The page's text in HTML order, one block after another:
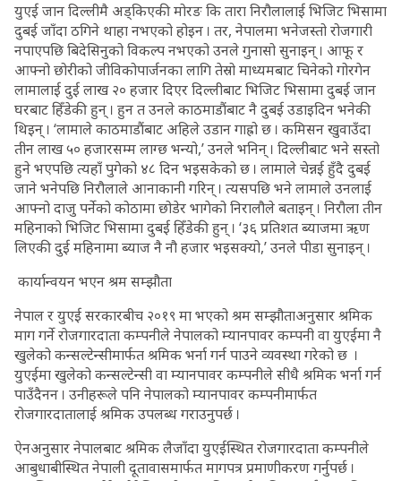
युएई जान दिल्लीमै अड्किएकी मोरङ कि तारा निरौलालाई भिजिट भिसामा
दुबई जाँदा ठगिने थाहा नभएको होइन । तर, नेपालमा भनेजस्तो रोजगारी
नपाएपछि बिदेसिनुको विकल्प नभएको उनले गुनासो सुनाइन् । आफू र
आफ्नो छोरीको जीविकोपार्जनका लागि तेस्रो माध्यमबाट चिनेको गोरगेन
लामालाई दुई लाख २० हजार दिएर दिल्लीबाट भिजिट भिसामा दुबई जान
घरबाट हिँडेकी हुन् । हुन त उनले काठमाडौंबाट नै दुबई उडाइदिन भनेकी
थिइन् । ‘लामाले काठमाडौंबाट अहिले उडान गाह्रो छ । कमिसन खुवाउँदा
तीन लाख ५० हजारसम्म लाग्छ भन्यो,’ उनले भनिन् । दिल्लीबाट भने सस्तो
हुने भएपछि त्यहाँ पुगेको ४८ दिन भइसकेको छ । लामाले चेन्नई हुँदै दुबई
जाने भनेपछि निरौलाले आनाकानी गरिन् । त्यसपछि भने लामाले उनलाई
आफ्नो दाजु पर्नेको कोठामा छोडेर भागेको निरालौले बताइन् । निरौला तीन
महिनाको भिजिट भिसामा दुबई हिँडेकी हुन् । ‘३६ प्रतिशत ब्याजमा ऋण
लिएकी दुई महिनामा ब्याज नै नौ हजार भइसक्यो,’ उनले पीडा सुनाइन् ।
कार्यान्वयन भएन श्रम सम्झौता
नेपाल र युएई सरकारबीच २०१९ मा भएको श्रम सम्झौताअनुसार श्रमिक
माग गर्ने रोजगारदाता कम्पनीले नेपालको म्यानपावर कम्पनी वा युएईमा नै
खुलेको कन्सल्टेन्सीमार्फत श्रमिक भर्ना गर्न पाउने व्यवस्था गरेको छ ।
युएईमा खुलेको कन्सल्टेन्सी वा म्यानपावर कम्पनीले सीधै श्रमिक भर्ना गर्न
पाउँदैनन । उनीहरूले पनि नेपालको म्यानपावर कम्पनीमार्फत
रोजगारदातालाई श्रमिक उपलब्ध गराउनुपर्छ ।
ऐनअनुसार नेपालबाट श्रमिक लैजाँदा युएईस्थित रोजगारदाता कम्पनीले
आबुधाबीस्थित नेपाली दूतावासमार्फत मागपत्र प्रमाणीकरण गर्नुपर्छ ।